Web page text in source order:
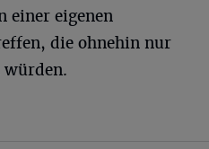
einer eigenen
die ohnehin nur